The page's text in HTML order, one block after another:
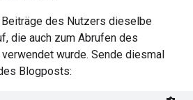
des Nutzers dieselbe
die auch zum Abrufen des
wurde. Sende diesmal
Blogposts: